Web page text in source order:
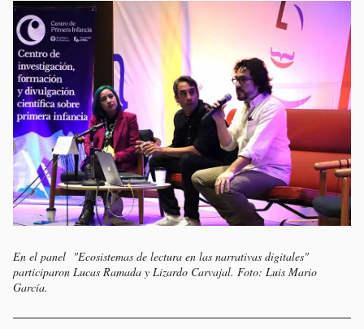
En el panel "Ecosistemas de lectura en las narrativas digitales"
participaron Lucas Ramada y Lizardo Carvajal. Foto: Luis Mario
García.